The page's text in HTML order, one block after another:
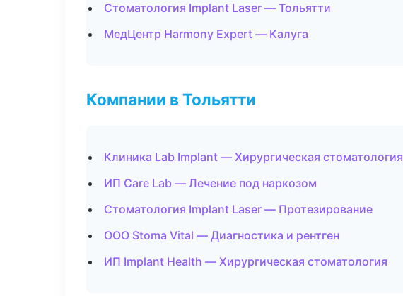
Стоматология Implant Laser — Тольятти
МедЦентр Harmony Expert — Калуга
Компании в Тольятти
Клиника Lab Implant — Хирургическая стоматология
ИП Care Lab — Лечение под наркозом
Стоматология Implant Laser — Протезирование
ООО Stoma Vital — Диагностика и рентген
ИП Implant Health — Хирургическая стоматология